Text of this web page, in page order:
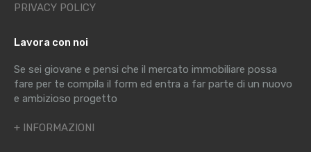
PRIVACY POLICY
Lavora con noi
Se sei giovane e pensi che il mercato immobiliare possa
fare per te compila il form ed entra a far parte di un nuovo
e ambizioso progetto
+ INFORMAZIONI